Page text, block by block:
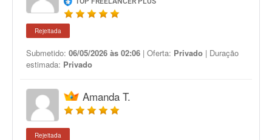
Rejeitada
Submetido: 06/05/2026 às 02:06 | Oferta: Privado | Duração
estimada: Privado
Amanda T.
Rejeitada